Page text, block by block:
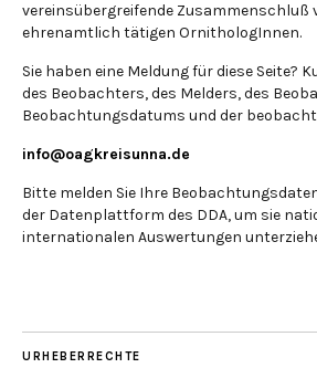
vereinsübergreifende Zusammenschluß
ehrenamtlich tätigen OrnithologInnen.
Sie haben eine Meldung für diese Seite?
des Beobachters, des Melders, des
Beobachtungsdatums und der
info@oagkreisunna.de
Bitte melden Sie Ihre
der Datenplattform des DDA, um sie
internationalen Auswertungen
URHEBERRECHTE